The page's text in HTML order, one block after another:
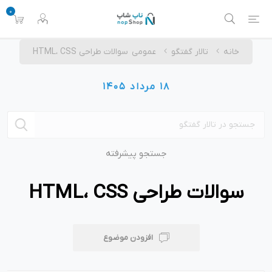
0
خانه تالار گفتگو عمومی سوالات طراحی HTML، CSS
18 مرداد 1405
جستجو پیشرفته
سوالات طراحی HTML، CSS
افزودن موضوع